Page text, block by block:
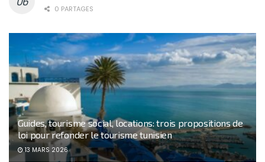
0 PARTAGES
Guides, tourisme social, locations: trois propositions de
loi pour refonder le tourisme tunisien
13 MARS 2026